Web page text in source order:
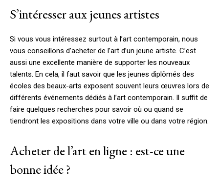
S’intéresser aux jeunes artistes
Si vous vous intéressez surtout à l’art contemporain, nous
vous conseillons d’acheter de l’art d’un jeune artiste. C’est
aussi une excellente manière de supporter les nouveaux
talents. En cela, il faut savoir que les jeunes diplômés des
écoles des beaux-arts exposent souvent leurs œuvres lors de
différents événements dédiés à l’art contemporain. Il suffit de
faire quelques recherches pour savoir où ou quand se
tiendront les expositions dans votre ville ou dans votre région.
Acheter de l’art en ligne : est-ce une
bonne idée ?